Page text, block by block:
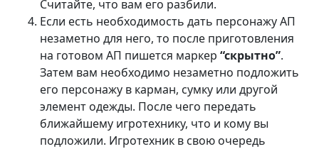
Считайте, что вам его разбили.
Если есть необходимость дать персонажу АП
незаметно для него, то после приготовления
на готовом АП пишется маркер “скрытно”.
Затем вам необходимо незаметно подложить
его персонажу в карман, сумку или другой
элемент одежды. После чего передать
ближайшему игротехнику, что и кому вы
подложили. Игротехник в свою очередь